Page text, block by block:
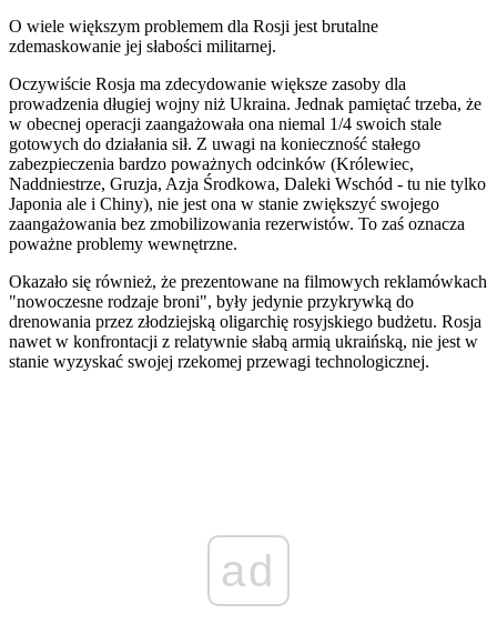
O wiele większym problemem dla Rosji jest brutalne
zdemaskowanie jej słabości militarnej.
Oczywiście Rosja ma zdecydowanie większe zasoby dla
prowadzenia długiej wojny niż Ukraina. Jednak pamiętać trzeba, że
w obecnej operacji zaangażowała ona niemal 1/4 swoich stale
gotowych do działania sił. Z uwagi na konieczność stałego
zabezpieczenia bardzo poważnych odcinków (Królewiec,
Naddniestrze, Gruzja, Azja Środkowa, Daleki Wschód - tu nie tylko
Japonia ale i Chiny), nie jest ona w stanie zwiększyć swojego
zaangażowania bez zmobilizowania rezerwistów. To zaś oznacza
poważne problemy wewnętrzne.
Okazało się również, że prezentowane na filmowych reklamówkach
"nowoczesne rodzaje broni", były jedynie przykrywką do
drenowania przez złodziejską oligarchię rosyjskiego budżetu. Rosja
nawet w konfrontacji z relatywnie słabą armią ukraińską, nie jest w
stanie wyzyskać swojej rzekomej przewagi technologicznej.
ad